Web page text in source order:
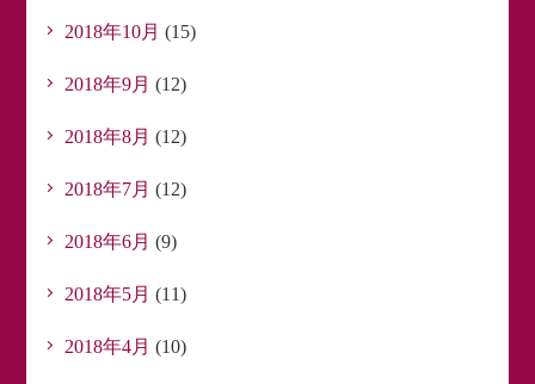
2018年10月 (15)
2018年9月 (12)
2018年8月 (12)
2018年7月 (12)
2018年6月 (9)
2018年5月 (11)
2018年4月 (10)